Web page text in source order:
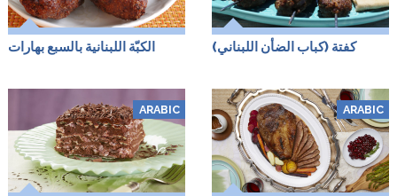
الكبّة اللبنانية بالسبع بهارات كفتة (كباب الضأن اللبناني)
ARABIC ARABIC